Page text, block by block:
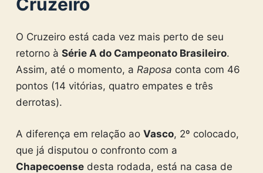
O Cruzeiro está cada vez mais perto de seu
retorno à Série A do Campeonato Brasileiro.
Assim, até o momento, a Raposa conta com 46
pontos (14 vitórias, quatro empates e três
derrotas).
A diferença em relação ao Vasco, 2º colocado,
que já disputou o confronto com a
Chapecoensedesta rodada, está na casa de